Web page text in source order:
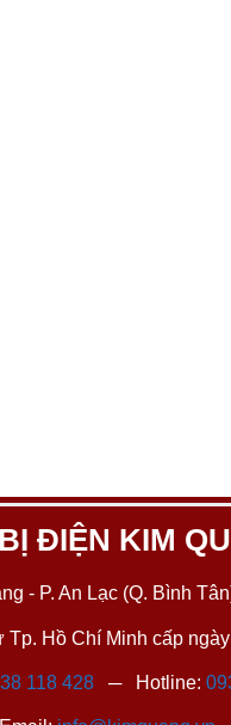
ĐIỆN KIM
- P. An Lạc (Q. Bình
Hồ Chí Minh cấp
118 428─ Hotline: